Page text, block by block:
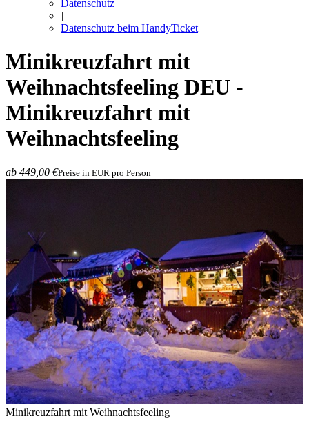
Datenschutz
|
Datenschutz beim HandyTicket
Minikreuzfahrt mit
Weihnachtsfeeling DEU -
Minikreuzfahrt mit
Weihnachtsfeeling
ab 449,00 €Preise in EUR pro Person
Minikreuzfahrt mit Weihnachtsfeeling